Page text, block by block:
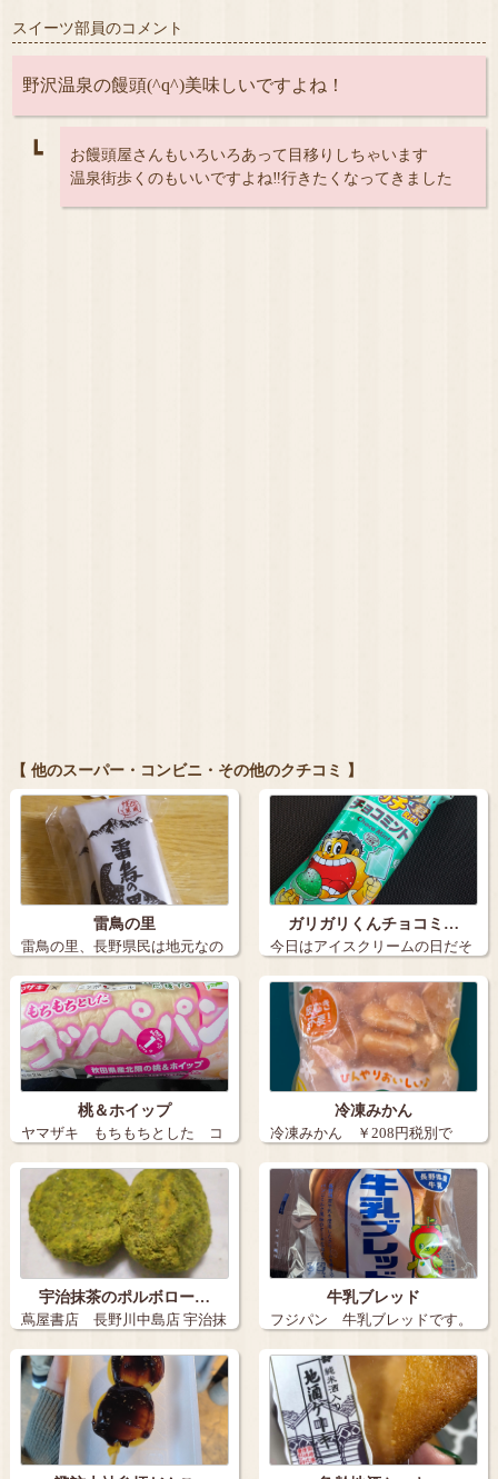
スイーツ部員のコメント
野沢温泉の饅頭(^q^)美味しいですよね！
┗
お饅頭屋さんもいろいろあって目移りしちゃいます
温泉街歩くのもいいですよね‼行きたくなってきました
【 他のスーパー・コンビニ・その他のクチコミ 】
雷鳥の里
雷鳥の里、長野県民は地元なの
でなかなか買…
ガリガリくんチョコミ…
今日はアイスクリームの日だそ
うです こ…
桃＆ホイップ
ヤマザキ もちもちとした コ
ッペパン …
冷凍みかん
冷凍みかん ￥208円税別で
す。…
宇治抹茶のポルボロー…
蔦屋書店 長野川中島店 宇治抹
茶のポル…
牛乳ブレッド
フジパン 牛乳ブレッドです。
…